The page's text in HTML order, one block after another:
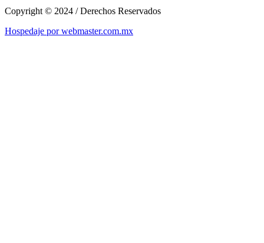
Copyright © 2024 / Derechos Reservados
Hospedaje por webmaster.com.mx